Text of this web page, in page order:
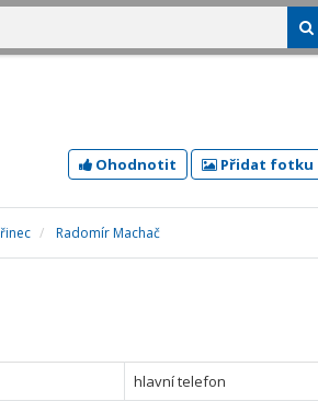
Ohodnotit Přidat fotku
Radomír Machač
hlavní telefon